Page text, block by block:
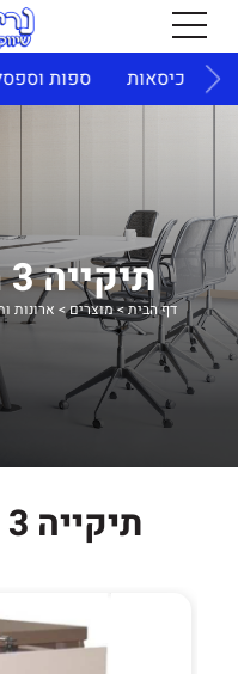
כיסאות ספות
תיקייה 3 מגירות מתכת
דף הבית>מוצרים> ארונות
תיקייה 3 מגירות מתכת